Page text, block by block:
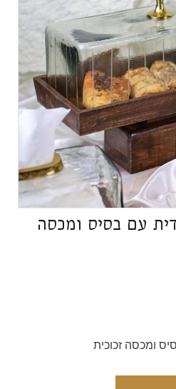
עם בסיס ומכסה
ומכסה זכוכית